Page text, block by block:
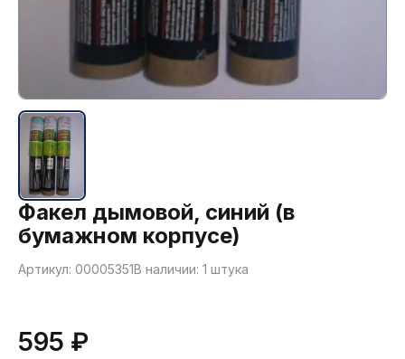
Факел дымовой, синий (в
бумажном корпусе)
Артикул: 00005351В наличии: 1 штука
595 ₽